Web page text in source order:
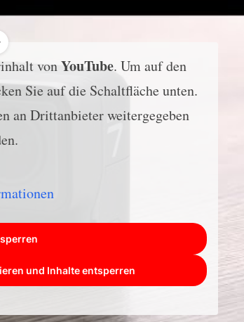
vonYouTube. Um auf den
Sie auf die Schaltfläche unten.
an Drittanbieter weitergegeben
und Inhalte entsperren